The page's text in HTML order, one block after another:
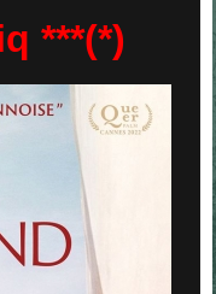
***(*)